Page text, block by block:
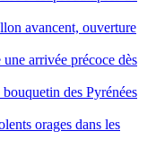
avancent, ouverture
arrivée précoce dès
des Pyrénées
orages dans les